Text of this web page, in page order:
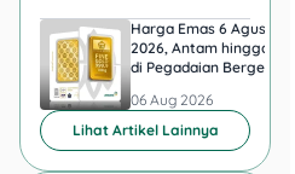
Anak muda yang
baru kerja atau
masih kuliah sering
belum punya riwayat
kredit. Tapi
kebutuhan gadget
Harga Emas 6 Agustus
2026, Antam hingga UBS
di Pegadaian Bergerak
06 Aug 2026
Lihat Artikel Lainnya